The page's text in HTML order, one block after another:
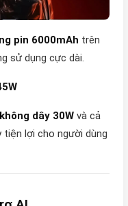
pin 6000mAh trên
sử dụng cực dài.
dây 30Wvà cả
lợi cho người dùng